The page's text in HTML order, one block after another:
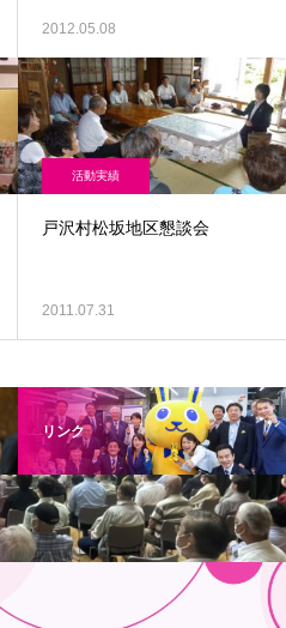
2012.05.08
活動実績
戸沢村松坂地区懇談会
2011.07.31
リンク